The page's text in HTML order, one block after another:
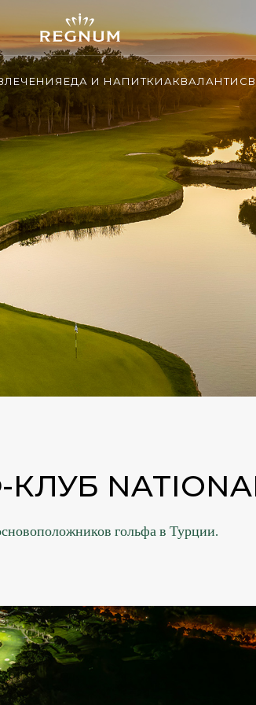
ЕДА И НАПИТКИАКВАЛАНТИС
гольфа в Турции.